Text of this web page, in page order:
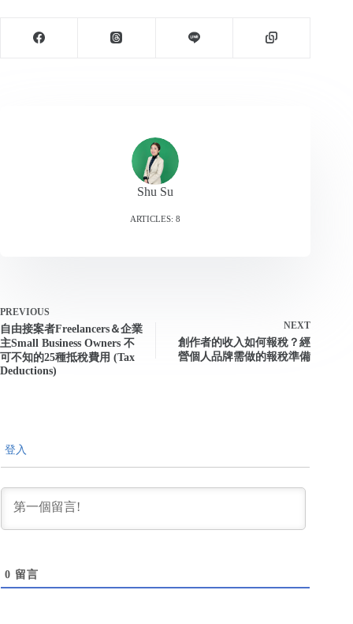
Shu Su
ARTICLES: 8
PREVIOUS
自由接案者Freelancers＆企業
主Small Business Owners 不
可不知的25種抵稅費用 (Tax
Deductions)
NEXT
創作者的收入如何報稅？經
營個人品牌需做的報稅準備
登入
0 留言